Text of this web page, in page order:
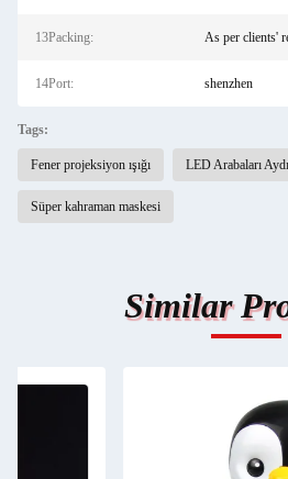
13Packing: As per clients'
14Port: shenzhen
Tags:
Fener projeksiyon ışığı LED Arabaları
Süper kahraman maskesi
Similar